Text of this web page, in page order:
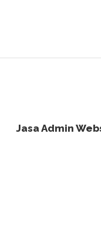
Jasa Admin